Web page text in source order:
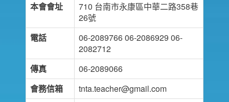
本會會址
710 台南市永康區中華二路358巷
26號
電話
06-2089766 06-2086929 06-
2082712
傳真
06-2089066
會務信箱
tnta.teacher@gmail.com